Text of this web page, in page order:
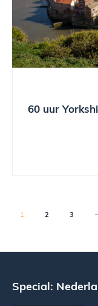
60 uur
1 2 3
Special: